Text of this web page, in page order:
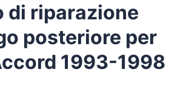
di riparazione
posteriore per
1993-1998